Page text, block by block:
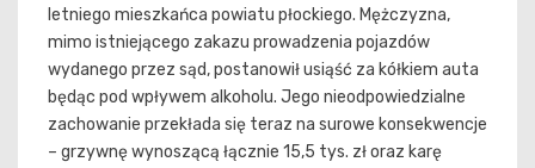
letniego mieszkańca powiatu płockiego. Mężczyzna,
mimo istniejącego zakazu prowadzenia pojazdów
wydanego przez sąd, postanowił usiąść za kółkiem auta
będąc pod wpływem alkoholu. Jego nieodpowiedzialne
zachowanie przekłada się teraz na surowe konsekwencje
– grzywnę wynoszącą łącznie 15,5 tys. zł oraz karę